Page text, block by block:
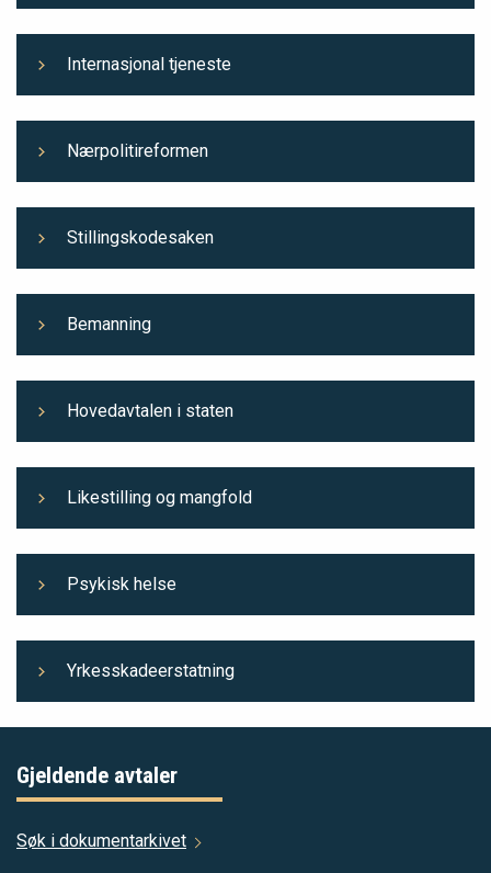
Internasjonal tjeneste
Nærpolitireformen
Stillingskodesaken
Bemanning
Hovedavtalen i staten
Likestilling og mangfold
Psykisk helse
Yrkesskadeerstatning
Gjeldende avtaler
Søk i dokumentarkivet